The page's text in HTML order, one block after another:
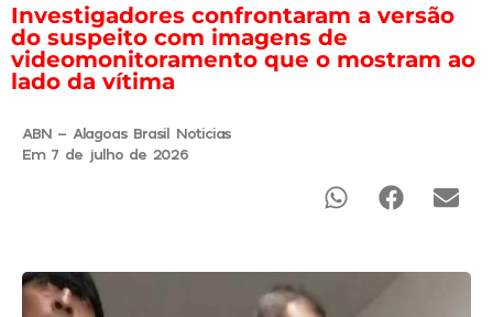
Investigadores confrontaram a versão
do suspeito com imagens de
videomonitoramento que o mostram ao
lado da vítima
ABN - Alagoas Brasil Noticias
Em 7 de julho de 2026